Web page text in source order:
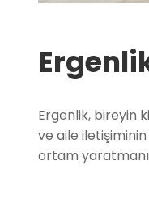
Ergenlik, bireyin
ve aile
ortam